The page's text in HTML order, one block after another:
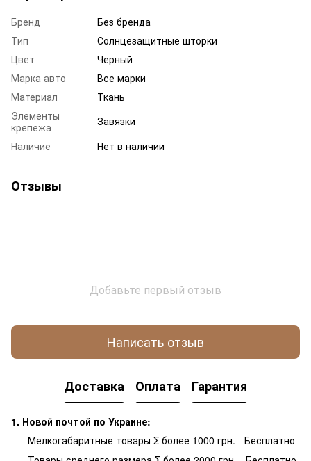
Бренд
Без бренда
Тип
Солнцезащитные шторки
Цвет
Черный
Марка авто
Все марки
Материал
Ткань
Элементы
крепежа
Завязки
Наличие
Нет в наличии
Отзывы
Добавьте первый отзыв
Написать отзыв
Доставка Оплата Гарантия
1. Новой почтой по Украине:
Мелкогабаритные товары Σ более 1000 грн. - Бесплатно